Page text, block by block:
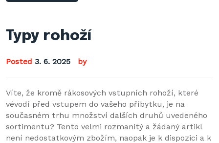
Typy rohoží
Posted 3. 6. 2025 by
Víte, že kromě rákosových vstupních rohoží, které
vévodí před vstupem do vašeho příbytku, je na
současném trhu množství dalších druhů uvedeného
sortimentu? Tento velmi rozmanitý a žádaný artikl
není nedostatkovým zbožím, naopak je k dispozici a k